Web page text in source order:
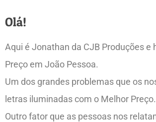
Olá!
Aqui é Jonathan da CJB Produções
Preço em João Pessoa.
Um dos grandes problemas que os
letras iluminadas com o Melhor Preço.
Outro fator que as pessoas nos